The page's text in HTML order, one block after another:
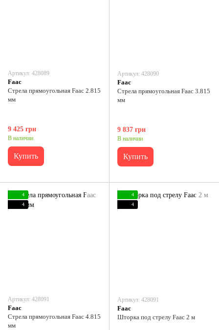
Артикул: 428089
Faac
Стрела прямоугольная Faac 2.815
мм
9 425 грн
В наличии
Купить
Артикул: 428090
Faac
Стрела прямоугольная Faac 3.815
мм
9 837 грн
В наличии
Купить
4
4
Артикул: 428091
Faac
Стрела прямоугольная Faac 4.815
мм
4
4
Артикул: 428091
Faac
Шторка под стрелу Faac 2 м